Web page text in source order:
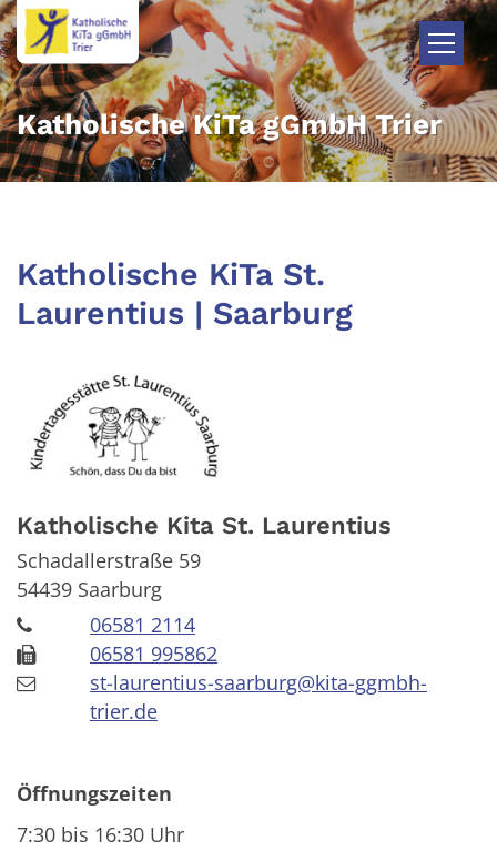
Zum Inhalt springen
Katholische KiTa gGmbH Trier
Katholische KiTa St.
Laurentius | Saarburg
Katholische Kita St. Laurentius
Schadallerstraße 59
54439 Saarburg
06581 2114
06581 995862
st-laurentius-saarburg@kita-ggmbh-
trier.de
Öffnungszeiten
7:30 bis 16:30 Uhr